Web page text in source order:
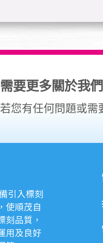
需要更多關於我
若您有任何問題或需
引入標刻
使順茂自
刻品質，
用及良好